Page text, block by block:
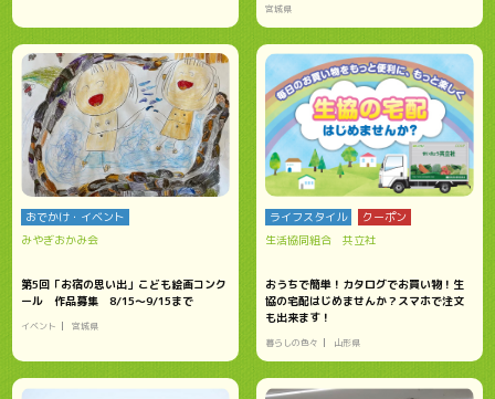
宮城県
おでかけ・イベント
みやぎおかみ会
第5回「お宿の思い出」こども絵画コンク
ール 作品募集 8/15～9/15まで
イベント 宮城県
ライフスタイル
クーポン
生活協同組合 共立社
おうちで簡単！カタログでお買い物！生
協の宅配はじめませんか？スマホで注文
も出来ます！
暮らしの色々 山形県